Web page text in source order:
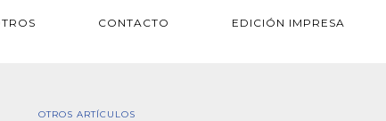
CONTACTO EDICIÓN IMPRESA
OTROS ARTÍCULOS